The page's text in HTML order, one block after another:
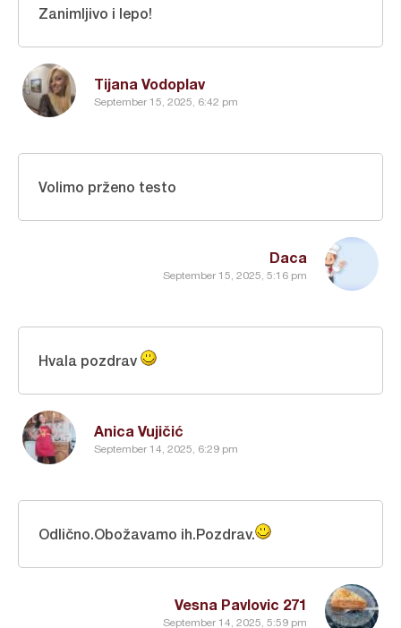
Tijana Vodoplav
September 15, 2025, 6:42 pm
Zanimljivo i lepo!
Daca
September 15, 2025, 5:16 pm
Volimo prženo testo
Anica Vujičić
September 14, 2025, 6:29 pm
Hvala pozdrav
Vesna Pavlovic 271
September 14, 2025, 5:59 pm
Odlično.Obožavamo ih.Pozdrav.